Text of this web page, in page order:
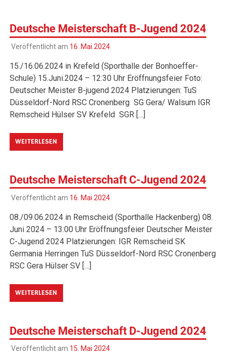
Deutsche Meisterschaft B-Jugend 2024
Veröffentlicht am 16. Mai 2024
15./16.06.2024 in Krefeld (Sporthalle der Bonhoeffer-
Schule) 15.Juni.2024 – 12:30 Uhr Eröffnungsfeier Foto:
Deutscher Meister B-jugend 2024 Platzierungen: TuS
Düsseldorf-Nord RSC Cronenberg SG Gera/ Walsum IGR
Remscheid Hülser SV Krefeld SGR […]
WEITERLESEN
Deutsche Meisterschaft C-Jugend 2024
Veröffentlicht am 16. Mai 2024
08./09.06.2024 in Remscheid (Sporthalle Hackenberg) 08.
Juni 2024 – 13:00 Uhr Eröffnungsfeier Deutscher Meister
C-Jugend 2024 Platzierungen: IGR Remscheid SK
Germania Herringen TuS Düsseldorf-Nord RSC Cronenberg
RSC Gera Hülser SV […]
WEITERLESEN
Deutsche Meisterschaft D-Jugend 2024
Veröffentlicht am 15. Mai 2024